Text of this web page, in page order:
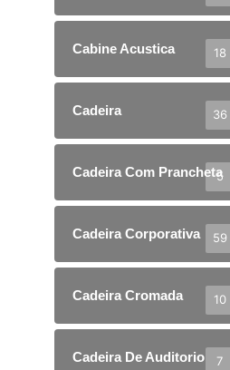
Cabine Acustica 18
Cadeira 36
Cadeira Com Prancheta
5
Cadeira Corporativa 59
Cadeira Cromada 10
Cadeira De Auditorio 7